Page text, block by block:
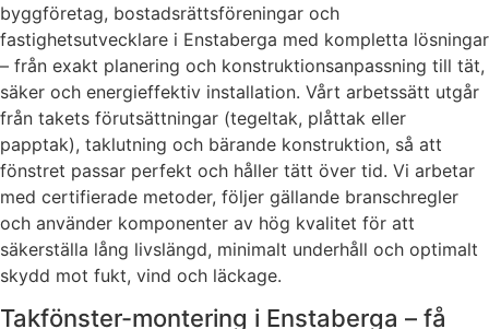
byggföretag, bostadsrättsföreningar och
fastighetsutvecklare i Enstaberga med kompletta lösningar
– från exakt planering och konstruktionsanpassning till tät,
säker och energieffektiv installation. Vårt arbetssätt utgår
från takets förutsättningar (tegeltak, plåttak eller
papptak), taklutning och bärande konstruktion, så att
fönstret passar perfekt och håller tätt över tid. Vi arbetar
med certifierade metoder, följer gällande branschregler
och använder komponenter av hög kvalitet för att
säkerställa lång livslängd, minimalt underhåll och optimalt
skydd mot fukt, vind och läckage.
Takfönster-montering i Enstaberga – få